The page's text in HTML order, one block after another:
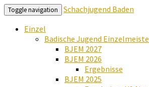
Toggle navigation
Schachjugend Baden
Einzel
Badische Jugend
BJEM 2027
BJEM 2026
Ergebnisse
BJEM 2025